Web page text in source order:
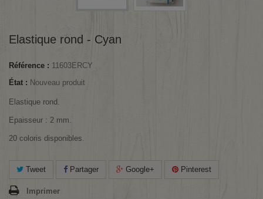
Elastique rond - Cyan
Référence : 11603ERCY
État : Nouveau produit
Elastique rond.
Epaisseur : 2 mm.
20 coloris disponibles.
Tweet Partager Google+ Pinterest
Imprimer